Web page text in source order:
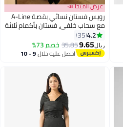
عرض الميجا 📣
رويس فستان نسائي بقصة A-Line
مع سحاب خلفي، فستان بأكمام ثلاثة
أرباع مزين بالترتر، فستان رسمي
طويل بخصر مشدود، فستان أنيق
وراقي للسيدات، مثالي للحفلات أو
حفلات التخرج أو أي مناسبة خاصة
4.2
35
ريال9.65
35.85خصم 73%
احصل عليه خلال 9 - 10